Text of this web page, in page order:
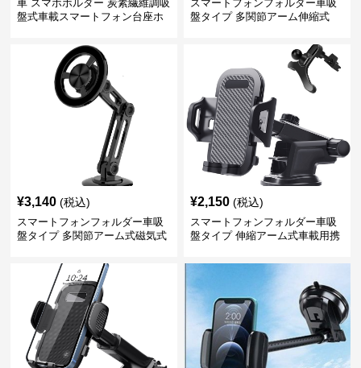
車 スマホホルダー 炭素繊維調吸
盤式車載スマートフォン台座ホ
スマートフォンフォルダー車吸
盤タイプ 多関節アーム伸縮式
¥3,140 (税込)
スマートフォンフォルダー車吸
盤タイプ 多関節アーム式磁気式
¥2,150 (税込)
スマートフォンフォルダー車吸
盤タイプ 伸縮アーム式車載用携